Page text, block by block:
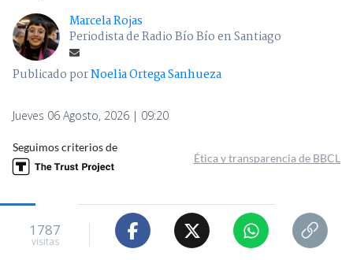
Marcela Rojas
Periodista de Radio Bío Bío en Santiago
Publicado porNoelia Ortega Sanhueza
Jueves 06 Agosto, 2026 | 09:20
Seguimos criterios de
Ética y transparencia de BBCL
1787
visitas